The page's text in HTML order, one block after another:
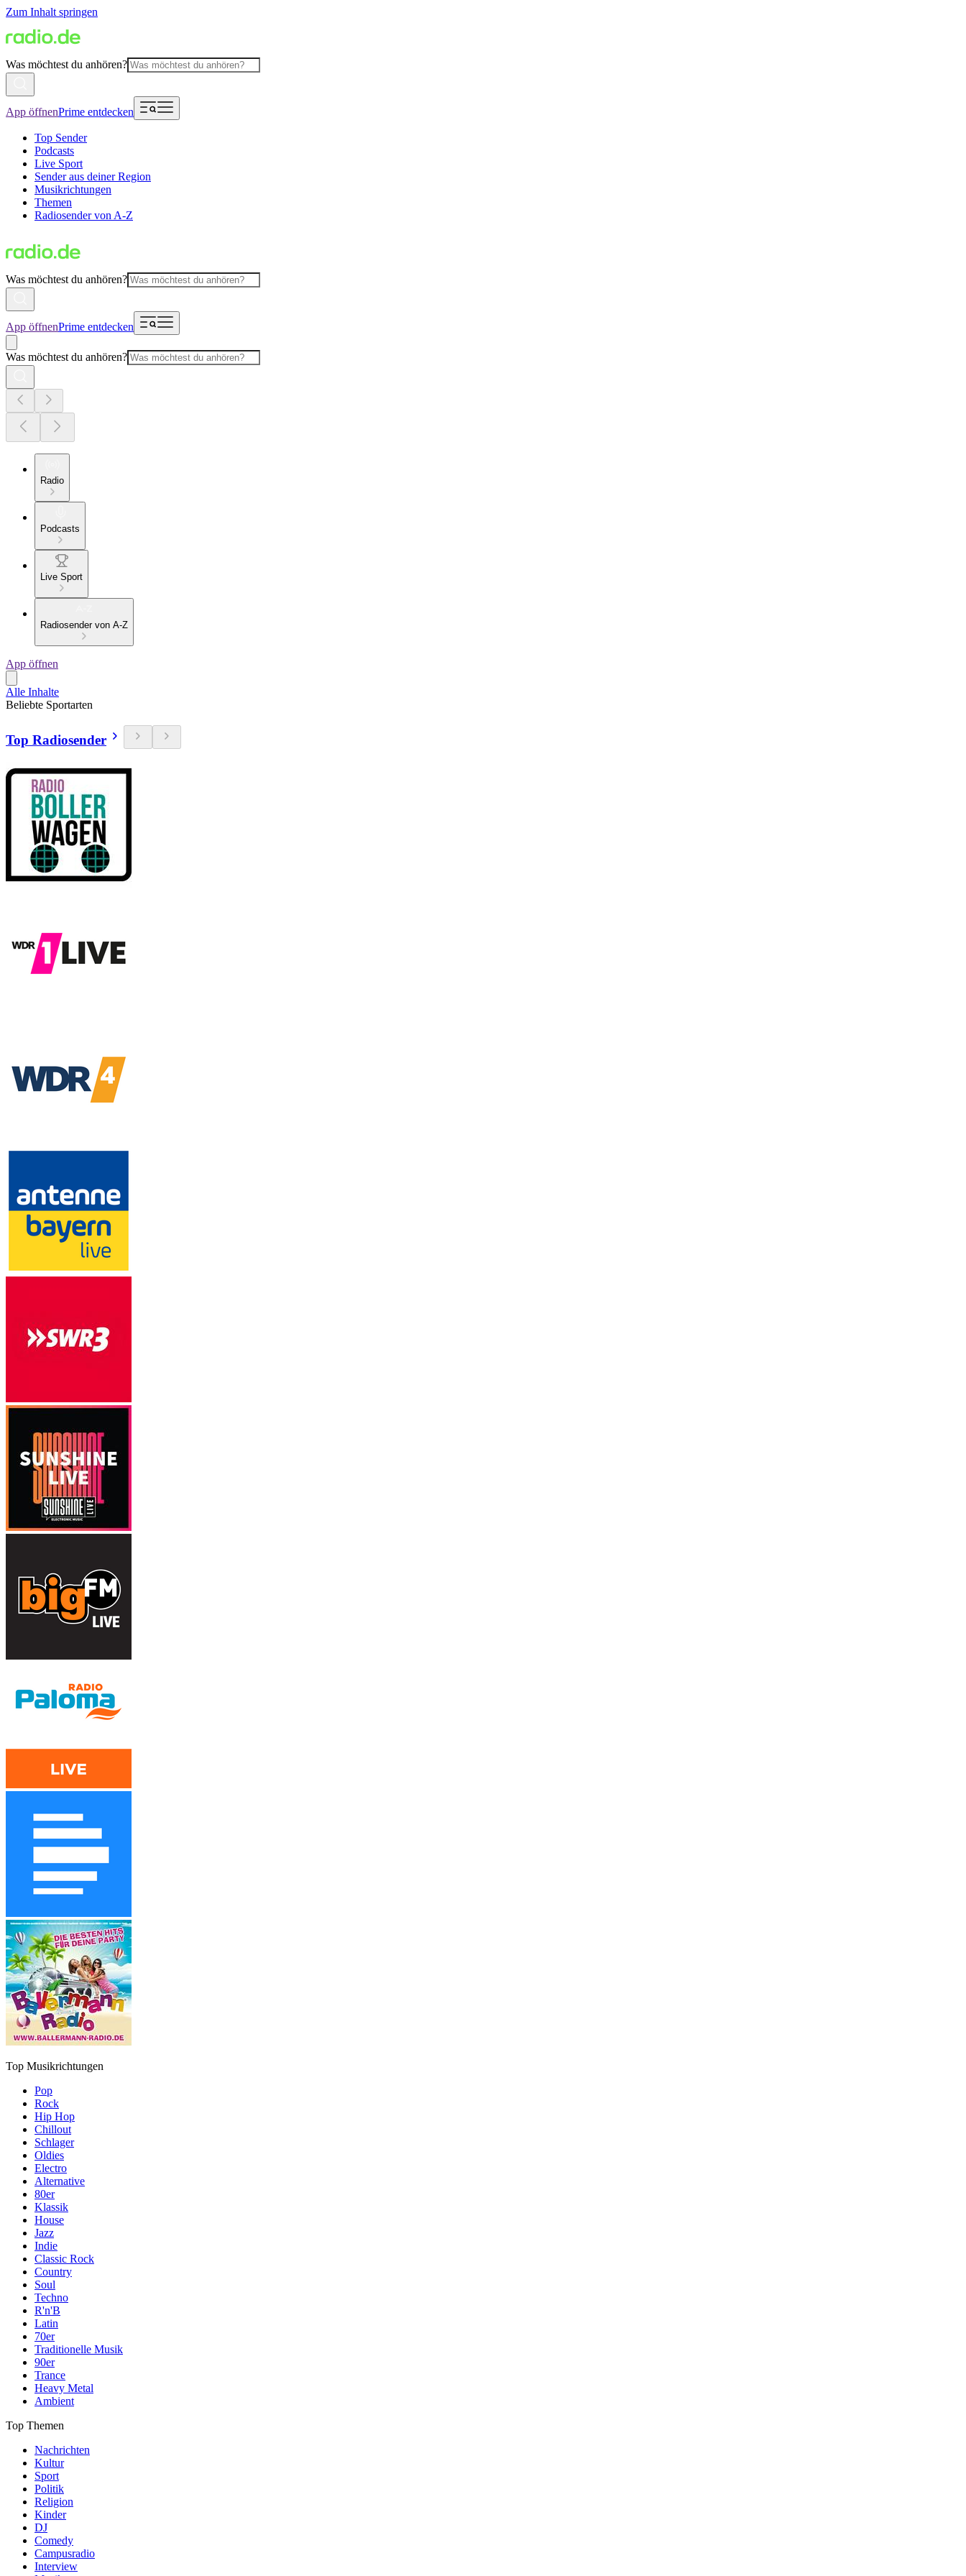
Zum Inhalt springen
Was möchtest du anhören?
App öffnenPrime entdecken
Top Sender
Podcasts
Live Sport
Sender aus deiner Region
Musikrichtungen
Themen
Radiosender von A-Z
Was möchtest du anhören?
App öffnenPrime entdecken
Was möchtest du anhören?
Radio
Podcasts
Live Sport
Radiosender von A-Z
App öffnen
Alle Inhalte
Beliebte Sportarten
Top Radiosender
Top Musikrichtungen
Pop
Rock
Hip Hop
Chillout
Schlager
Oldies
Electro
Alternative
80er
Klassik
House
Jazz
Indie
Classic Rock
Country
Soul
Techno
R'n'B
Latin
70er
Traditionelle Musik
90er
Trance
Heavy Metal
Ambient
Top Themen
Nachrichten
Kultur
Sport
Politik
Religion
Kinder
DJ
Comedy
Campusradio
Interview